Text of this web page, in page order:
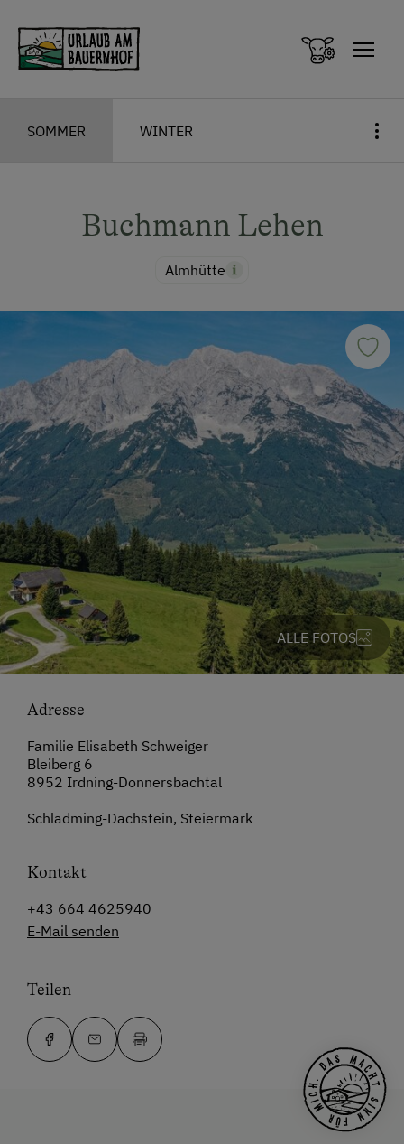
SOMMER WINTER
Buchmann Lehen
Almhütte
ALLE FOTOS
Adresse
Familie Elisabeth Schweiger
Bleiberg 6
8952 Irdning-Donnersbachtal
Schladming-Dachstein, Steiermark
Kontakt
+43 664 4625940
E-Mail senden
Teilen